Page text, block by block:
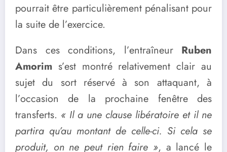
pourrait être particulièrement pénalisant pour
la suite de l’exercice.
Dans ces conditions, l’entraîneur Ruben
Amorim s’est montré relativement clair au
sujet du sort réservé à son attaquant, à
l’occasion de la prochaine fenêtre des
transferts. « Il a une clause libératoire et il ne
partira qu’au montant de celle-ci. Si cela se
produit, on ne peut rien faire », a lancé le